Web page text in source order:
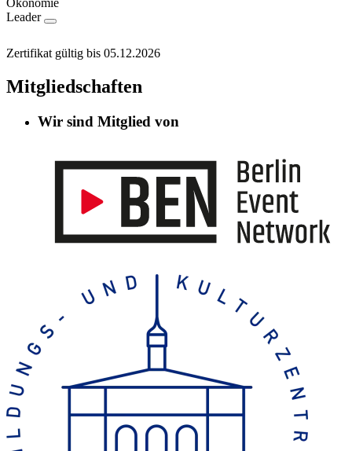
Leader
Zertifikat gültig bis 05.12.2026
Mitgliedschaften
Wir sind Mitglied von
Informationen